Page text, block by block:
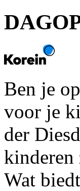
Ben je
voor je
der
kinderen
Wat